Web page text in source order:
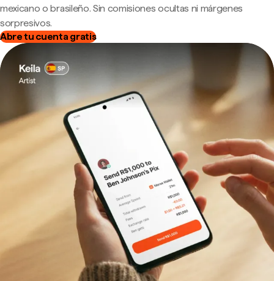
mexicano o brasileño. Sin comisiones ocultas ni márgenes
sorpresivos.
Abre tu cuenta gratis